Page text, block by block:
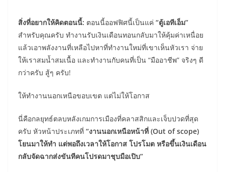
สิ่งที่อยากให้คิดตอนนี้: ตอนนี้ออฟฟิศนี้เป็นแค่ “ตู้เอทีเอ็ม”
สำหรับคุณครับ ทำงานรับเงินเดือนทอนกลับมาให้คุ้มค่าเหนื่อย
แล้วเอาพลังงานที่เหลือไปหาที่ทำงานใหม่ที่เขาเห็นหัวเรา จ่าย
ให้เราสมน้ำสมเนื้อ และทำงานกับคนที่เป็น “มืออาชีพ” จริงๆ ดี
กว่าครับ สู้ๆ ครับ!
ให้ทำงานนอกเหนือขอบเขต แต่ไม่ให้โอกาส
นี่คือกลยุทธ์ตลบหลังเกมการเมืองที่คลาสสิกและเจ็บปวดที่สุด
ครับ หัวหน้าประเภทที่ “งานนอกเหนือหน้าที่ (Out of scope)
โยนมาให้ทำ แต่พอถึงเวลาให้โอกาส โปรโมต หรือขึ้นเงินเดือน
กลับจัดฉากส่งขันทีคนโปรดมาชุบมือเปิบ”